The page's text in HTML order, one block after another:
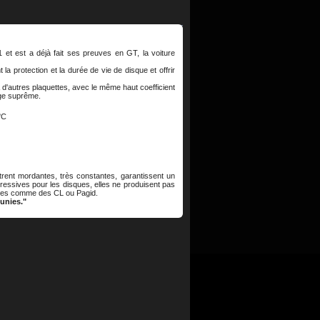
et est a déjà fait ses preuves en GT, la voiture
la protection et la durée de vie de disque et offrir
plaquettes, avec le même haut coefficient
suprême.
mordantes, très constantes, garantissent un
pour les disques, elles ne produisent pas
comme des CL ou Pagid.